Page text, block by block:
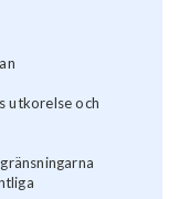
utkorelse och